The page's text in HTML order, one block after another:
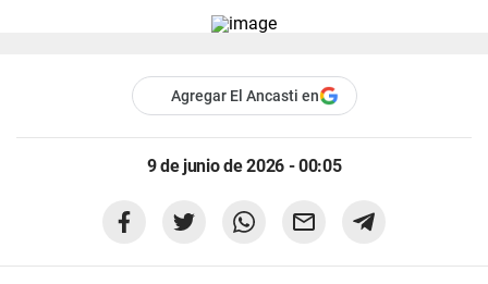
Agregar El Ancasti en
9 de junio de 2026 - 00:05